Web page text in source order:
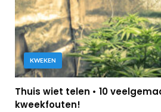
KWEKEN
Thuis wiet telen • 10
kweekfouten!